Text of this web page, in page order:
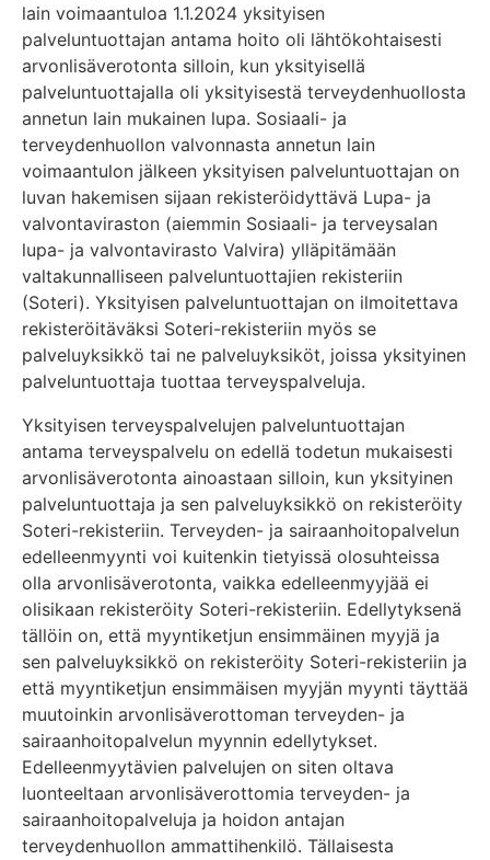
lain voimaantuloa 1.1.2024 yksityisen
palveluntuottajan antama hoito oli lähtökohtaisesti
arvonlisäverotonta silloin, kun yksityisellä
palveluntuottajalla oli yksityisestä terveydenhuollosta
annetun lain mukainen lupa. Sosiaali- ja
terveydenhuollon valvonnasta annetun lain
voimaantulon jälkeen yksityisen palveluntuottajan on
luvan hakemisen sijaan rekisteröidyttävä Lupa- ja
valvontaviraston (aiemmin Sosiaali- ja terveysalan
lupa- ja valvontavirasto Valvira) ylläpitämään
valtakunnalliseen palveluntuottajien rekisteriin
(Soteri). Yksityisen palveluntuottajan on ilmoitettava
rekisteröitäväksi Soteri-rekisteriin myös se
palveluyksikkö tai ne palveluyksiköt, joissa yksityinen
palveluntuottaja tuottaa terveyspalveluja.
Yksityisen terveyspalvelujen palveluntuottajan
antama terveyspalvelu on edellä todetun mukaisesti
arvonlisäverotonta ainoastaan silloin, kun yksityinen
palveluntuottaja ja sen palveluyksikkö on rekisteröity
Soteri-rekisteriin. Terveyden- ja sairaanhoitopalvelun
edelleenmyynti voi kuitenkin tietyissä olosuhteissa
olla arvonlisäverotonta, vaikka edelleenmyyjää ei
olisikaan rekisteröity Soteri-rekisteriin. Edellytyksenä
tällöin on, että myyntiketjun ensimmäinen myyjä ja
sen palveluyksikkö on rekisteröity Soteri-rekisteriin ja
että myyntiketjun ensimmäisen myyjän myynti täyttää
muutoinkin arvonlisäverottoman terveyden- ja
sairaanhoitopalvelun myynnin edellytykset.
Edelleenmyytävien palvelujen on siten oltava
luonteeltaan arvonlisäverottomia terveyden- ja
sairaanhoitopalveluja ja hoidon antajan
terveydenhuollon ammattihenkilö. Tällaisesta